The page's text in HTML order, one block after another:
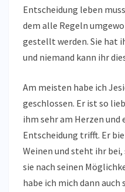
Entscheidung leben
dem alle Regeln
gestellt werden. Sie hat
und niemand kann ihr
Am meisten habe ich
geschlossen. Er ist so
ihm sehr am Herzen und
Entscheidung trifft. Er
Weinen und steht ihr
sie nach seinen
habe ich mich dann auch